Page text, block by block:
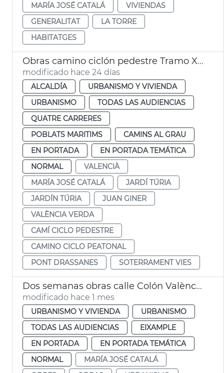
MARÍA JOSÉ CATALÁ
VIVIENDAS
GENERALITAT
LA TORRE
HABITATGES
Obras camino ciclón pedestre Tramo XVI Turia Pont Astilleros València
modificado hace 24 días
ALCALDÍA
URBANISMO Y VIVIENDA
URBANISMO
TODAS LAS AUDIENCIAS
QUATRE CARRERES
POBLATS MARITIMS
CAMINS AL GRAU
EN PORTADA
EN PORTADA TEMÁTICA
NORMAL
VALENCIÀ
MARÍA JOSÉ CATALÁ
JARDÍ TÚRIA
JARDÍN TÚRIA
JUAN GINER
VALÈNCIA VERDA
CAMÍ CICLO PEDESTRE
CAMINO CICLO PEATONAL
PONT DRASSANES
SOTERRAMENT VIES
Dos semanas obras calle Colón València
modificado hace 1 mes
URBANISMO Y VIVIENDA
URBANISMO
TODAS LAS AUDIENCIAS
EIXAMPLE
EN PORTADA
EN PORTADA TEMÁTICA
NORMAL
MARÍA JOSÉ CATALÁ